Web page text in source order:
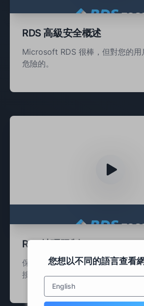
您想以不同的語言查看
English
RDS 高級安全概述
Microsoft RDS 很棒，但對您的用
危險的。
RDP地理限制
保護您的 Windows 伺服器免受基
接，只需幾次點擊。